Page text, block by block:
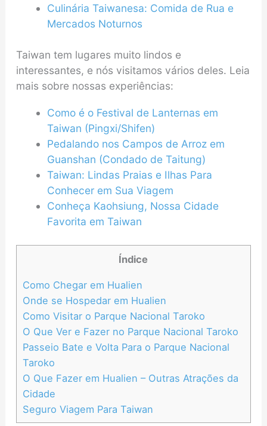
Culinária Taiwanesa: Comida de Rua e
Mercados Noturnos
Taiwan tem lugares muito lindos e
interessantes, e nós visitamos vários deles. Leia
mais sobre nossas experiências:
Como é o Festival de Lanternas em
Taiwan (Pingxi/Shifen)
Pedalando nos Campos de Arroz em
Guanshan (Condado de Taitung)
Taiwan: Lindas Praias e Ilhas Para
Conhecer em Sua Viagem
Conheça Kaohsiung, Nossa Cidade
Favorita em Taiwan
Índice
Como Chegar em Hualien
Onde se Hospedar em Hualien
Como Visitar o Parque Nacional Taroko
O Que Ver e Fazer no Parque Nacional Taroko
Passeio Bate e Volta Para o Parque Nacional
Taroko
O Que Fazer em Hualien – Outras Atrações da
Cidade
Seguro Viagem Para Taiwan